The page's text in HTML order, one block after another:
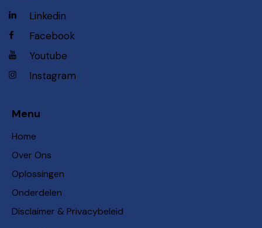
Linkedin
Facebook
Youtube
Instagram
Menu
Home
Over Ons
Oplossingen
Onderdelen
Disclaimer & Privacybeleid